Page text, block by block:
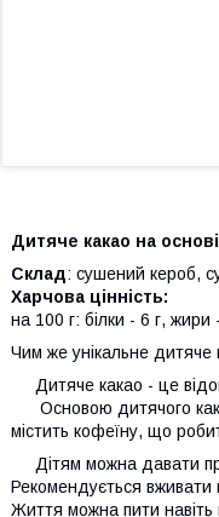
Дитяче какао на
Склад: сушений кероб,
Харчова цінність:
на 100 г: білки - 6 г, жири
Чим же унікальне дитяче
Дитяче какао - це
Основою дитячого
містить кофеїну, що
Дітям можна давати
Рекомендується вживати
Життя можна пити